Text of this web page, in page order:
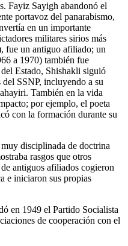
Fayiz Sayigh abandonó el
portavoz del panarabismo,
en un importante
militares sirios más
fue un antiguo afiliado; un
a 1970) también fue
Estado, Shishakli siguió
SSNP, incluyendo a su
También en la vida
por ejemplo, el poeta
con la formación durante su
disciplinada de doctrina
rasgos que otros
antiguos afiliados cogieron
e iniciaron sus propias
en 1949 el Partido Socialista
de cooperación con el